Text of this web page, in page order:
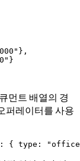
먼트 배열의 경
퍼레이터를 사용
{ type: